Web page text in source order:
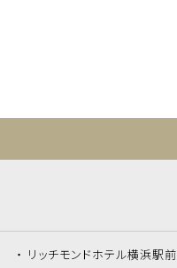
リッチモンドホテル横浜駅前